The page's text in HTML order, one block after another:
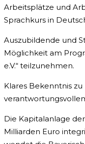
Arbeitsplätze und
Sprachkurs in
Auszubildende und
Möglichkeit am
e.V.“ teilzunehmen.
Klares Bekenntnis
Die Kapitalanlage
Milliarden Euro